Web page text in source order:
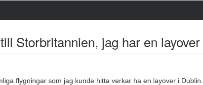
Storbritannien, jag har en
flygningar som jag kunde hitta verkar ha en layover i